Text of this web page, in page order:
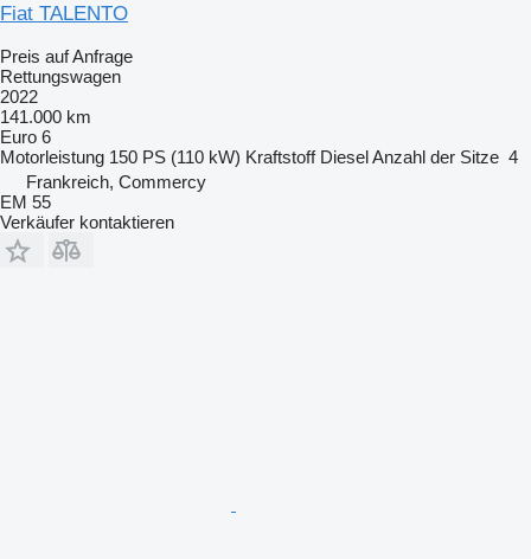
Fiat TALENTO
Preis auf Anfrage
Rettungswagen
2022
141.000 km
Euro 6
Motorleistung 150 PS (110 kW) Kraftstoff DieselAnzahl der Sitze 4
Frankreich, Commercy
EM 55
Verkäufer kontaktieren